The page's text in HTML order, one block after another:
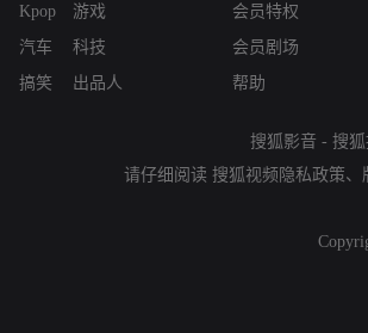
Kpop
汽车
搞笑
游戏
科技
出品人
会员特权
会员剧场
帮助
搜狐影音 - 搜
请仔细阅读 搜狐视频隐私政策、